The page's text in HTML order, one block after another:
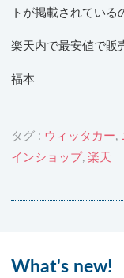
トが掲載されている
楽天内で最安値で販
福本
タグ : ウィッタカー,
インショップ, 楽天
What's new!